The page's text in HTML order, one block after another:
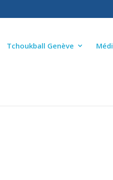
Tchoukball Genève